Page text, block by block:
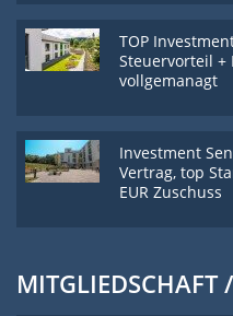
TOP
Steuervorteil +
vollgemanagt
Investment
Vertrag, top
EUR Zuschuss
MITGLIEDSCHAFT